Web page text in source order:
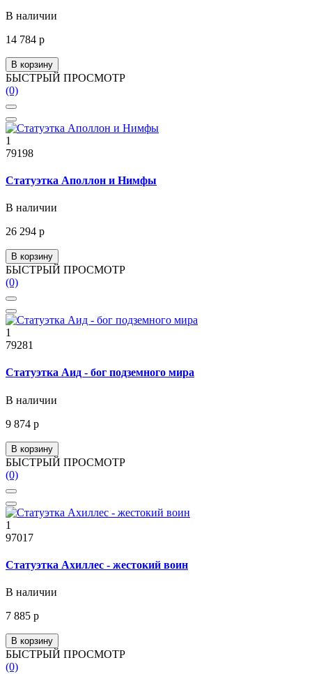
В наличии
14 784 р
В корзину
БЫСТРЫЙ ПРОСМОТР
(0)
1
79198
Статуэтка Аполлон и Нимфы
В наличии
26 294 р
В корзину
БЫСТРЫЙ ПРОСМОТР
(0)
1
79281
Статуэтка Аид - бог подземного мира
В наличии
9 874 р
В корзину
БЫСТРЫЙ ПРОСМОТР
(0)
1
97017
Статуэтка Ахиллес - жестокий воин
В наличии
7 885 р
В корзину
БЫСТРЫЙ ПРОСМОТР
(0)